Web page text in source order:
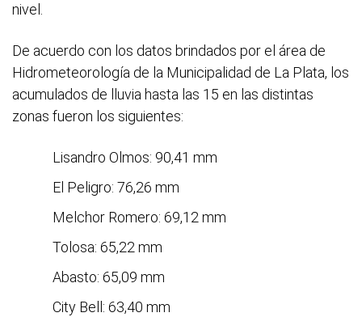
nivel.
De acuerdo con los datos brindados por el área de
Hidrometeorología de la Municipalidad de La Plata, los
acumulados de lluvia hasta las 15 en las distintas
zonas fueron los siguientes:
Lisandro Olmos: 90,41 mm
El Peligro: 76,26 mm
Melchor Romero: 69,12 mm
Tolosa: 65,22 mm
Abasto: 65,09 mm
City Bell: 63,40 mm